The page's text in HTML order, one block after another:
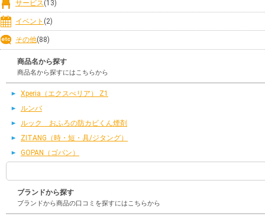
サービス(13)
イベント (2)
その他(88)
商品名から探す
商品名から探すにはこちらから
Xperia（エクスぺリア） Z1
ルンバ
ルック おふろの防カビくん煙剤
ZITANG（時・短・具/ジタング）
GOPAN（ゴパン）
ブランドから探す
ブランドから商品の口コミを探すにはこちらから